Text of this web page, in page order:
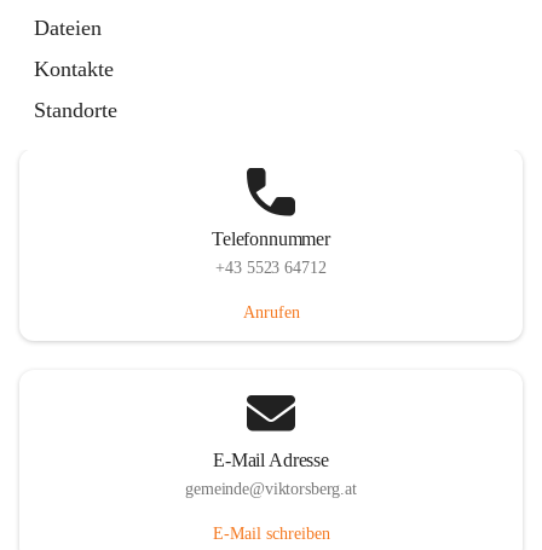
Dateien
Kontakte
Standorte
Telefonnummer
+43 5523 64712
Anrufen
E-Mail Adresse
gemeinde@viktorsberg.at
E-Mail schreiben